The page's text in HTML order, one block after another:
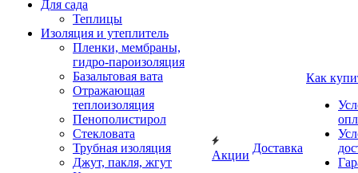
Для сада
Теплицы
Изоляция и утеплитель
Пленки, мембраны,
гидро-пароизоляция
Базальтовая вата
Отражающая
теплоизоляция
Пенополистирол
Стекловата
Трубная изоляция
Джут, пакля, жгут
Акции
Доставка
Как